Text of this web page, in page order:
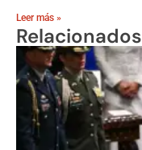
Leer más »
Relacionados